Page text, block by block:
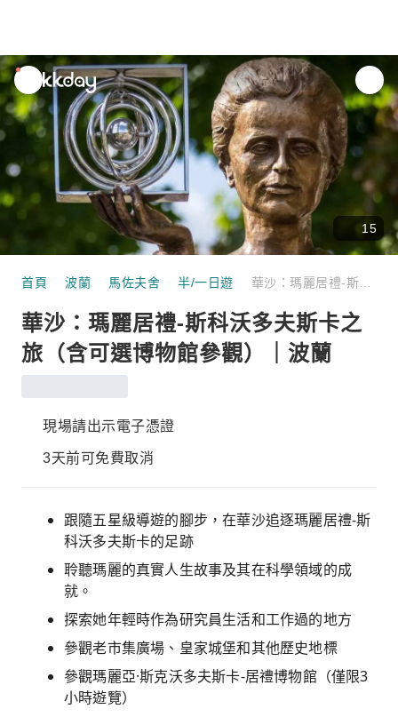
unread
notifications
15
首頁 波蘭 馬佐夫舍 半/一日遊
華沙：瑪麗居禮-斯科沃多夫斯卡之
旅（含可選博物館參觀）｜波蘭
現場請出示電子憑證
3天前可免費取消
跟隨五星級導遊的腳步，在華沙追逐瑪麗居禮-斯
科沃多夫斯卡的足跡
聆聽瑪麗的真實人生故事及其在科學領域的成
就。
探索她年輕時作為研究員生活和工作過的地方
參觀老市集廣場、皇家城堡和其他歷史地標
參觀瑪麗亞·斯克沃多夫斯卡-居禮博物館（僅限3
小時遊覽）